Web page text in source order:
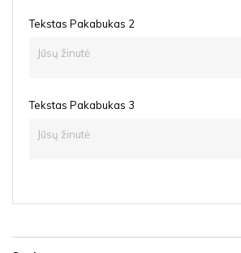
Tekstas Pakabukas 2
Tekstas Pakabukas 3